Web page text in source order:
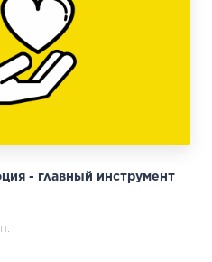
- главный инструмент